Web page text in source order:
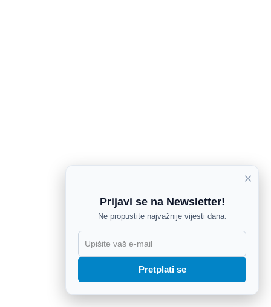
×
Prijavi se na Newsletter!
Ne propustite najvažnije vijesti dana.
Pretplati se